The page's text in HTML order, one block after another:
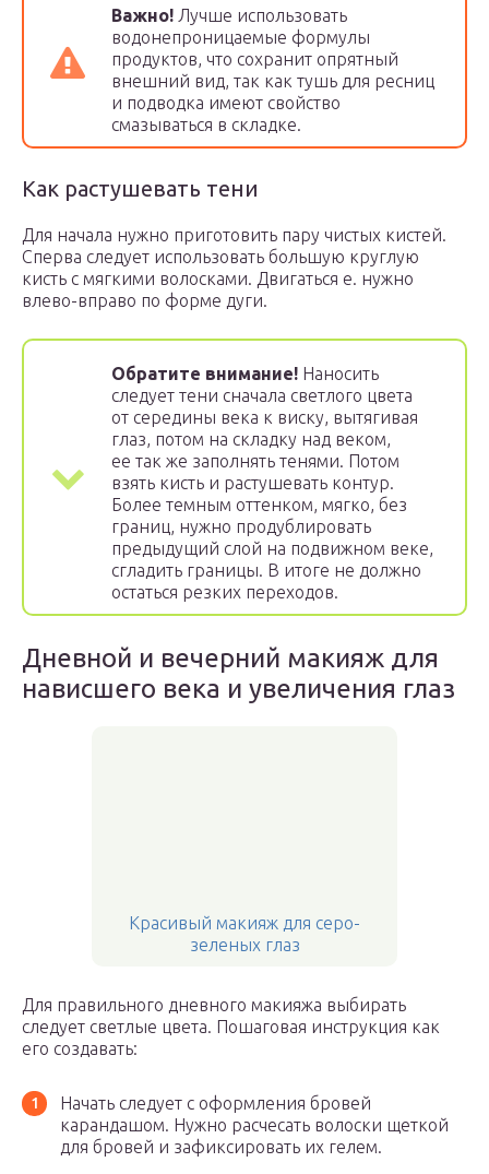
Важно! Лучше использовать
водонепроницаемые формулы
продуктов, что сохранит опрятный
внешний вид, так как тушь для ресниц
и подводка имеют свойство
смазываться в складке.
Как растушевать тени
Для начала нужно приготовить пару чистых кистей.
Сперва следует использовать большую круглую
кисть с мягкими волосками. Двигаться е. нужно
влево-вправо по форме дуги.
Обратите внимание! Наносить
следует тени сначала светлого цвета
от середины века к виску, вытягивая
глаз, потом на складку над веком,
ее так же заполнять тенями. Потом
взять кисть и растушевать контур.
Более темным оттенком, мягко, без
границ, нужно продублировать
предыдущий слой на подвижном веке,
сгладить границы. В итоге не должно
остаться резких переходов.
Дневной и вечерний макияж для
нависшего века и увеличения глаз
Красивый макияж для серо-
зеленых глаз
Для правильного дневного макияжа выбирать
следует светлые цвета. Пошаговая инструкция как
его создавать:
Начать следует с оформления бровей
карандашом. Нужно расчесать волоски щеткой
для бровей и зафиксировать их гелем.